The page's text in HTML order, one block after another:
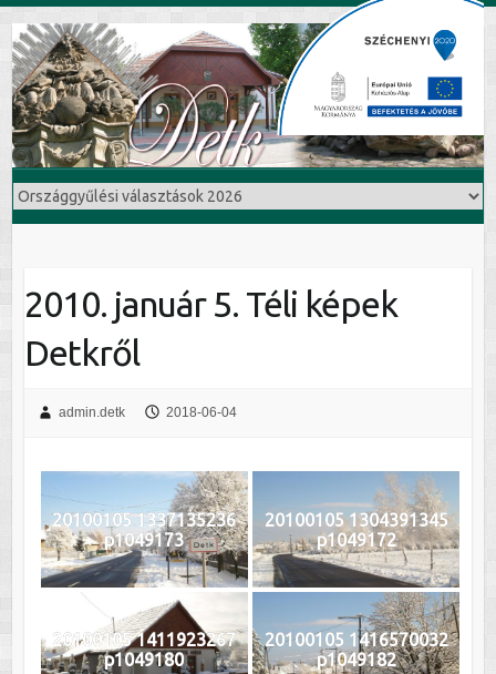
2010. január 5. Téli képek
Detkről
admin.detk 2018-06-04
20100105 1337135236
p1049173
20100105 1304391345
p1049172
20100105 1411923267
p1049180
20100105 1416570032
p1049182